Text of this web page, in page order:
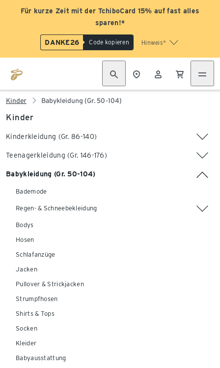
Für kurze Zeit mit der TchiboCard 15% auf fast alles
sparen!*
DANKE26 Code kopieren Hinweis*
Kinder Babykleidung (Gr. 50-104)
Kinder
Kinderkleidung (Gr. 86-140)
Teenagerkleidung (Gr. 146-176)
Babykleidung (Gr. 50-104)
Bademode
Regen- & Schneebekleidung
Bodys
Hosen
Schlafanzüge
Jacken
Pullover & Strickjacken
Strumpfhosen
Shirts & Tops
Socken
Kleider
Babyausstattung